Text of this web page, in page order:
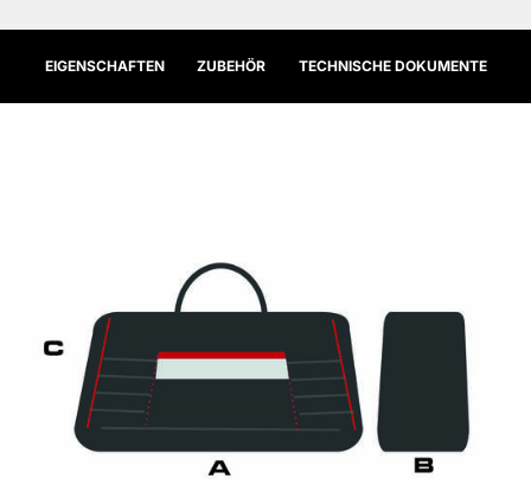
EIGENSCHAFTEN ZUBEHÖR TECHNISCHE DOKUMENTE